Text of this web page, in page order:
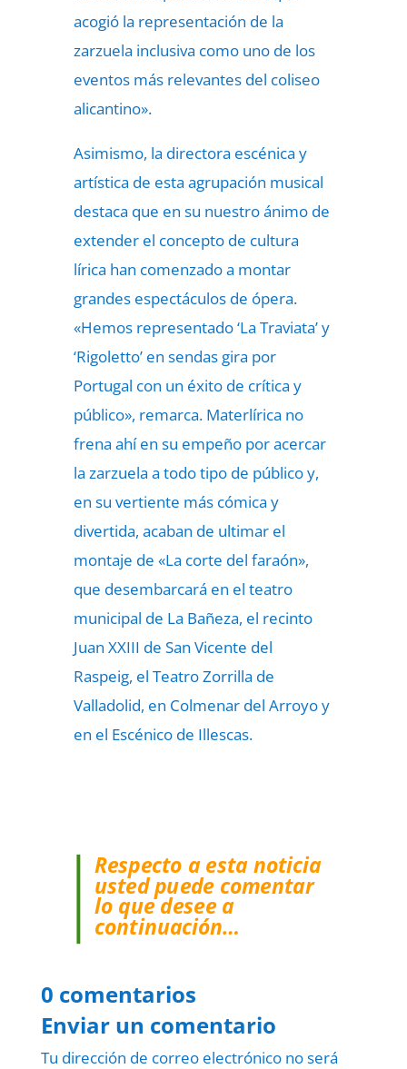
acogió la representación de la
zarzuela inclusiva como uno de los
eventos más relevantes del coliseo
alicantino».
Asimismo, la directora escénica y
artística de esta agrupación musical
destaca que en su nuestro ánimo de
extender el concepto de cultura
lírica han comenzado a montar
grandes espectáculos de ópera.
«Hemos representado ‘La Traviata’ y
‘Rigoletto’ en sendas gira por
Portugal con un éxito de crítica y
público», remarca. Materlírica no
frena ahí en su empeño por acercar
la zarzuela a todo tipo de público y,
en su vertiente más cómica y
divertida, acaban de ultimar el
montaje de «La corte del faraón»,
que desembarcará en el teatro
municipal de La Bañeza, el recinto
Juan XXIII de San Vicente del
Raspeig, el Teatro Zorrilla de
Valladolid, en Colmenar del Arroyo y
en el Escénico de Illescas.
Respecto a esta noticia
usted puede comentar
lo que desee a
continuación…
0 comentarios
Enviar un comentario
Tu dirección de correo electrónico no será